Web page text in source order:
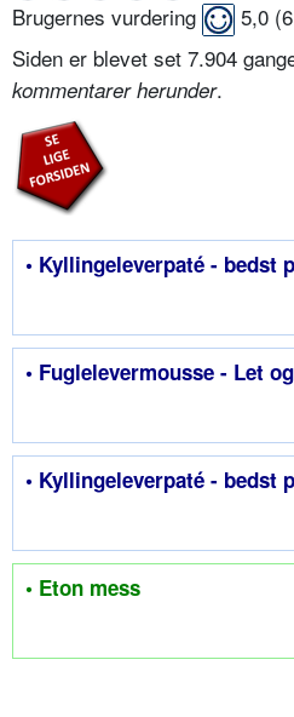
Brugernes vurdering 5,0 (6
Siden er blevet set 7.904
kommentarer herunder.
• Kyllingeleverpaté - bedst
• Fuglelevermousse - Let
• Kyllingeleverpaté - bedst
• Eton mess